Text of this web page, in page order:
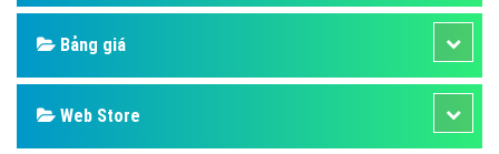
Bảng giá
Web Store